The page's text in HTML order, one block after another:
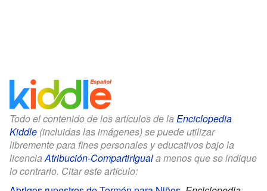
Todo el contenido de los artículos de la Enciclopedia
Kiddle (incluidas las imágenes) se puede utilizar
libremente para fines personales y educativos bajo la
licenciaAtribución-CompartirIguala menos que se indique
lo contrario. Citar este artículo: